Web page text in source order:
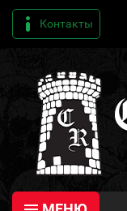
Контакты